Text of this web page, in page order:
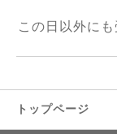
この日以外に
トップページ